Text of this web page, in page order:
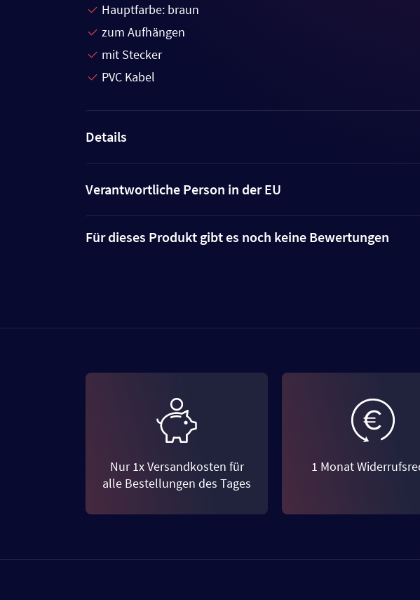
Hauptfarbe: braun
zum Aufhängen
mit Stecker
PVC Kabel
Details
Verantwortliche Person in der EU
Für dieses Produkt gibt es noch keine Bewertungen
Nur 1x Versandkosten für
alle Bestellungen des Tages
1 Monat